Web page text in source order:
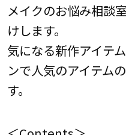
メイクのお悩み相談
けします。
気になる新作アイテ
ンで人気のアイテム
す。